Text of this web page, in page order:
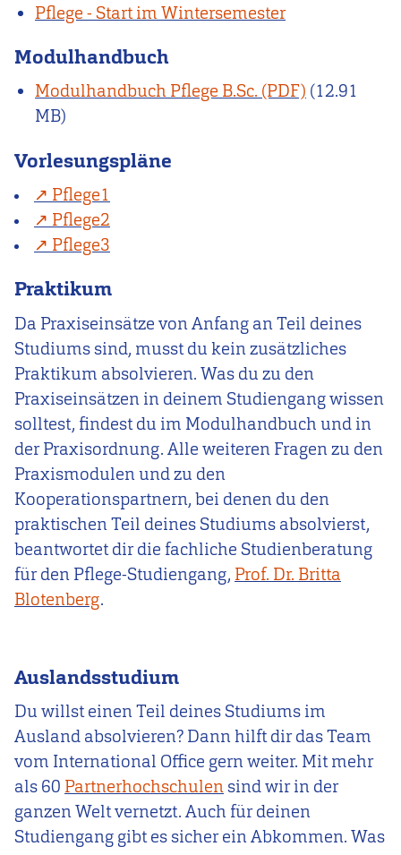
Pflege - Start im Wintersemester
Modulhandbuch
Modulhandbuch Pflege B.Sc.
(12.91
MB)
Vorlesungspläne
Pflege1
Pflege2
Pflege3
Praktikum
Da Praxiseinsätze von Anfang an Teil deines
Studiums sind, musst du kein zusätzliches
Praktikum absolvieren. Was du zu den
Praxiseinsätzen in deinem Studiengang wissen
solltest, findest du im Modulhandbuch und in
der Praxisordnung. Alle weiteren Fragen zu den
Praxismodulen und zu den
Kooperationspartnern, bei denen du den
praktischen Teil deines Studiums absolvierst,
beantwortet dir die fachliche Studienberatung
für den Pflege-Studiengang, Prof. Dr. Britta
Blotenberg.
Auslandsstudium
Du willst einen Teil deines Studiums im
Ausland absolvieren? Dann hilft dir das Team
vom International Office gern weiter. Mit mehr
als 60 Partnerhochschulensind wir in der
ganzen Welt vernetzt. Auch für deinen
Studiengang gibt es sicher ein Abkommen. Was